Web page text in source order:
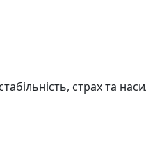
страх та